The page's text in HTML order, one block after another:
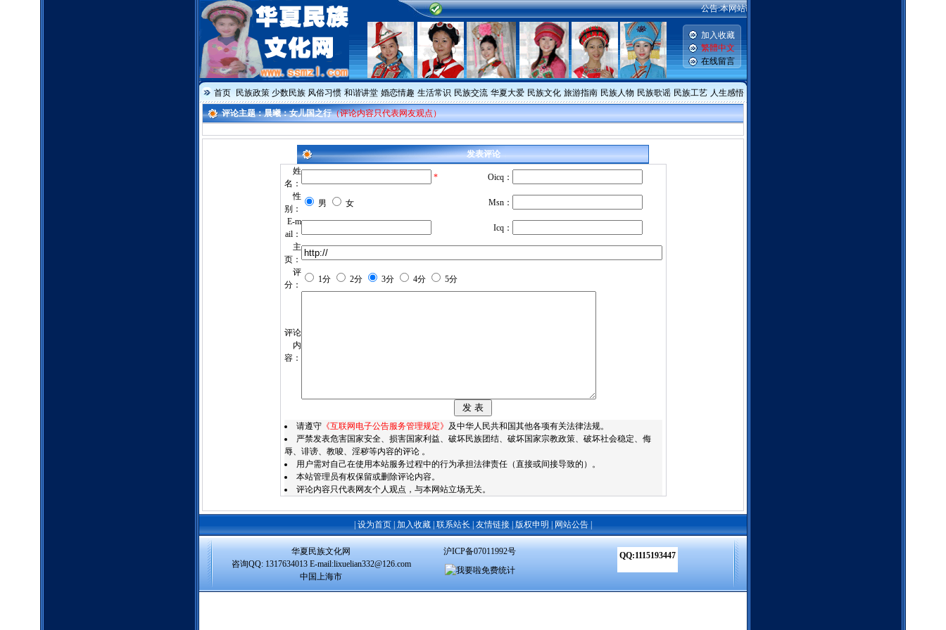
公告:本网站谢绝一切广告,本网站一切免费,是公益网站,敬请同胞
加入收藏
繁體中文
在线留言
首页 民族政策 少数民族 风俗习惯 和谐讲堂 婚恋情趣 生活常识 民族交流 华夏大爱 民族文化 旅游指南 民族人物 民族歌谣 民族工艺 人生感悟
评论主题：晨曦：女儿国之行（评论内容只代表网友观点）
发表评论
姓
名：
*
Oicq：
性
别：
男 女
Msn：
E-m
ail：
Icq：
主
页：
评
分：
1分 2分 3分 4分 5分
评论
内
容：
请遵守《互联网电子公告服务管理规定》 及中华人民共和国其他各项有关法律法规。
严禁发表危害国家安全、损害国家利益、破坏民族团结、破坏国家宗教政策、破坏社会稳定、侮
辱、诽谤、教唆、淫秽等内容的评论 。
用户需对自己在使用本站服务过程中的行为承担法律责任（直接或间接导致的）。
本站管理员有权保留或删除评论内容。
评论内容只代表网友个人观点，与本网站立场无关。
设为首页 加入收藏 联系站长 友情链接 版权申明 网站公告
华夏民族文化网
沪ICP备07011992号
咨询QQ: 1317634013 E-mail:lixuelian332@126.com
中国上海市
QQ:1115193447